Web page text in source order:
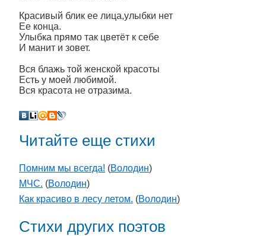
Красивый блик ее лица,улыбки нет
Ее конца.
Улыбка прямо так цветёт к себе
И манит и зовет.
Вся блажь той женской красоты
Есть у моей любимой.
Вся красота не отразима.
Читайте еще стихи
Помним мы всегда! (Володин)
МЧС. (Володин)
Как красиво в лесу летом. (Володин)
Стихи других поэтов